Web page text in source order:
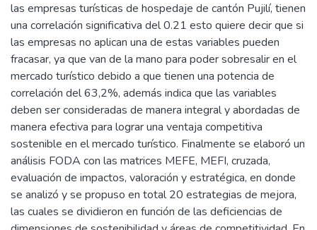
las empresas turísticas de hospedaje de cantón Pujilí, tienen
una correlación significativa del 0.21 esto quiere decir que si
las empresas no aplican una de estas variables pueden
fracasar, ya que van de la mano para poder sobresalir en el
mercado turístico debido a que tienen una potencia de
correlación del 63,2%, además indica que las variables
deben ser consideradas de manera integral y abordadas de
manera efectiva para lograr una ventaja competitiva
sostenible en el mercado turístico. Finalmente se elaboró un
análisis FODA con las matrices MEFE, MEFI, cruzada,
evaluación de impactos, valoración y estratégica, en donde
se analizó y se propuso en total 20 estrategias de mejora,
las cuales se dividieron en función de las deficiencias de